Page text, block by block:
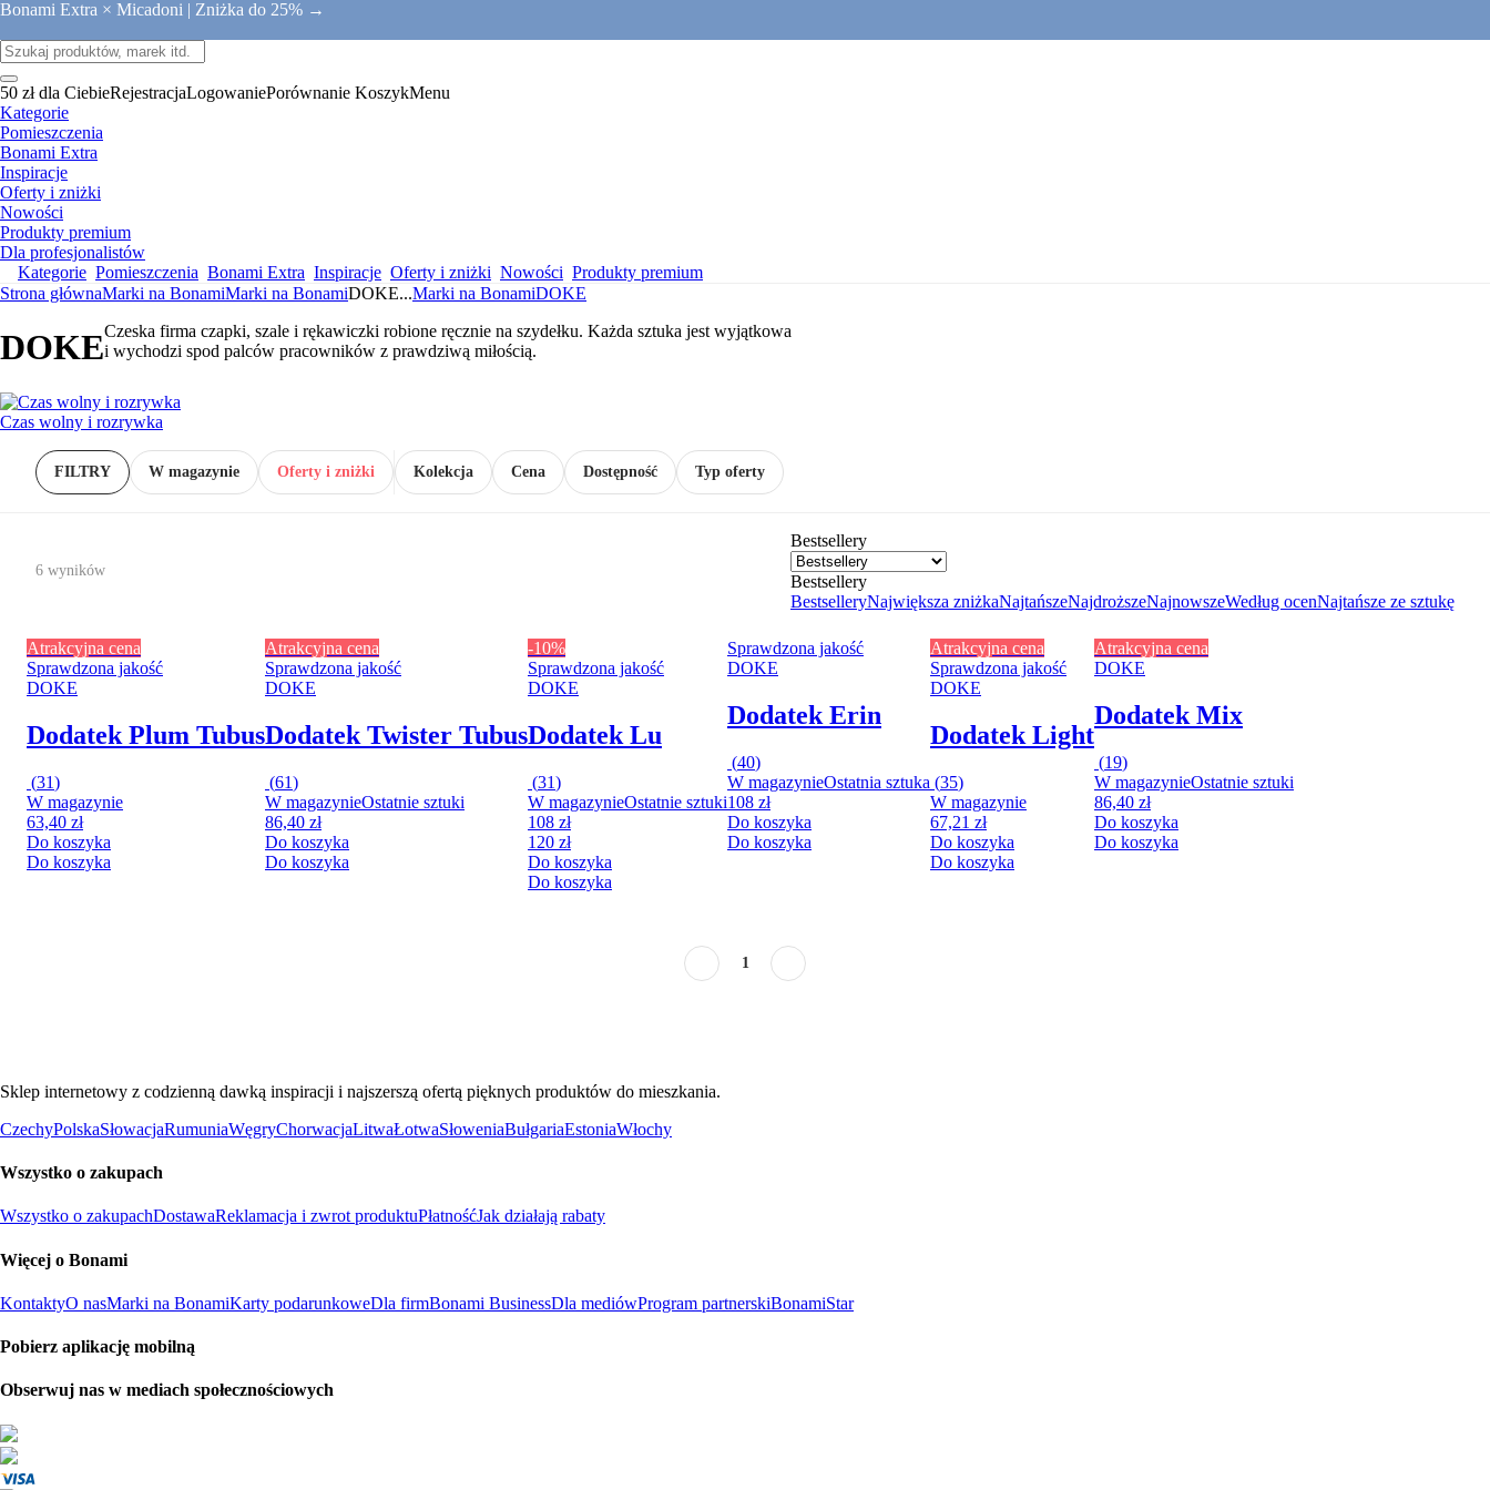
Bonami Extra × Micadoni | Zniżka do 25% →
50 zł dla CiebieRejestracjaLogowaniePorównanie KoszykMenu
Kategorie
Pomieszczenia
Bonami Extra
Inspiracje
Oferty i zniżki
Nowości
Produkty premium
Dla profesjonalistów
Kategorie Pomieszczenia Bonami Extra Inspiracje Oferty i zniżki Nowości Produkty premium
Strona głównaMarki na BonamiMarki na BonamiDOKE...Marki na BonamiDOKE
DOKECzeska firma czapki, szale i rękawiczki robione ręcznie na szydełku. Każda sztuka jest wyjątkowa
i wychodzi spod palców pracowników z prawdziwą miłością.
Czas wolny i rozrywka
FILTRY W magazynie Oferty i zniżki Kolekcja Cena Dostępność Typ oferty
6 wyników
Bestsellery
Bestsellery
BestselleryNajwiększa zniżkaNajtańszeNajdroższeNajnowszeWedług ocenNajtańsze ze sztukę
Atrakcyjna cena
Sprawdzona jakość
DOKE
Dodatek Plum Tubus
(31)
W magazynie
63,40 zł
Do koszyka
Do koszyka
Atrakcyjna cena
Sprawdzona jakość
DOKE
Dodatek Twister Tubus
(61)
W magazynieOstatnie sztuki
86,40 zł
Do koszyka
Do koszyka
-10%
Sprawdzona jakość
DOKE
Dodatek Lu
(31)
W magazynieOstatnie sztuki
108 zł
120 zł
Do koszyka
Do koszyka
Sprawdzona jakość
DOKE
Dodatek Erin
(40)
W magazynieOstatnia sztuka
108 zł
Do koszyka
Do koszyka
Atrakcyjna cena
Sprawdzona jakość
DOKE
Dodatek Light
(35)
W magazynie
67,21 zł
Do koszyka
Do koszyka
Atrakcyjna cena
DOKE
Dodatek Mix
(19)
W magazynieOstatnie sztuki
86,40 zł
Do koszyka
Do koszyka
1
Sklep internetowy z codzienną dawką inspiracji i najszerszą ofertą pięknych produktów do mieszkania.
CzechyPolskaSłowacjaRumuniaWęgryChorwacjaLitwaŁotwaSłoweniaBułgariaEstoniaWłochy
Wszystko o zakupach
Wszystko o zakupachDostawaReklamacja i zwrot produktuPłatnośćJak działają rabaty
Więcej o Bonami
KontaktyO nasMarki na BonamiKarty podarunkoweDla firmBonami BusinessDla mediówProgram partnerskiBonamiStar
Pobierz aplikację mobilną
Obserwuj nas w mediach społecznościowych